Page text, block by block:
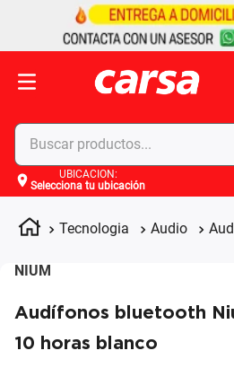
Buscar productos...
UBICACIÓN:
Selecciona tu ubicación
Tecnologia Audio
NIUM
Audífonos bluetooth
10 horas blanco
Términos más buscados
celulares
4. apple